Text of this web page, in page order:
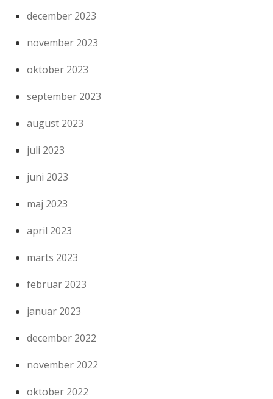
december 2023
november 2023
oktober 2023
september 2023
august 2023
juli 2023
juni 2023
maj 2023
april 2023
marts 2023
februar 2023
januar 2023
december 2022
november 2022
oktober 2022